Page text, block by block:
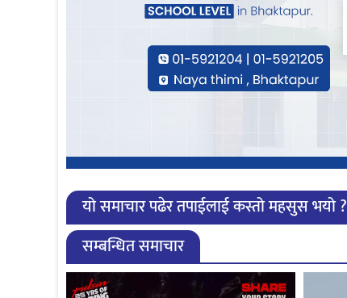
यो समाचार पढेर तपाईलाई कस्तो महसुस भयो ?
सम्बन्धित समाचार